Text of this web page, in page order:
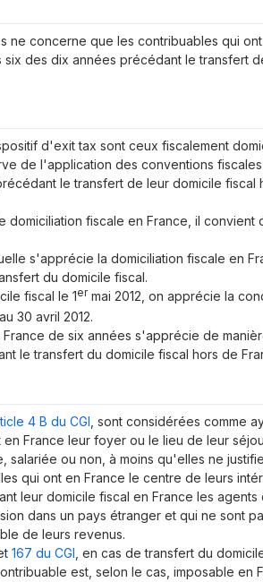
ne concerne que les contribuables qui
six des dix années précédant le transfert
d'exit tax sont ceux fiscalement
de l'application des conventions fiscales
le transfert de leur domicile fiscal
domiciliation fiscale en France, il convient
s'apprécie la domiciliation fiscale en
du domicile fiscal.
fiscal le 1ermai 2012, on apprécie la
30 avril 2012.
de six années s'apprécie de
le transfert du domicile fiscal hors de
4 B du CGI , sont considérées comme
France leur foyer ou le lieu de leur
salariée ou non, à moins qu'elles ne
qui ont en France le centre de leurs
leur domicile fiscal en France les agents
dans un pays étranger et qui ne sont
de leurs revenus.
167 du CGI , en cas de transfert du
est, selon le cas, imposable en